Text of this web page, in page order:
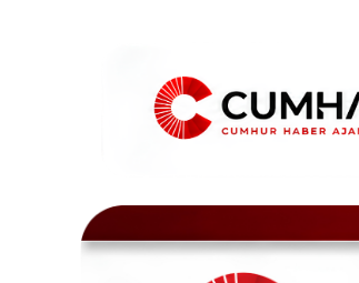
Yerel Yönetimler